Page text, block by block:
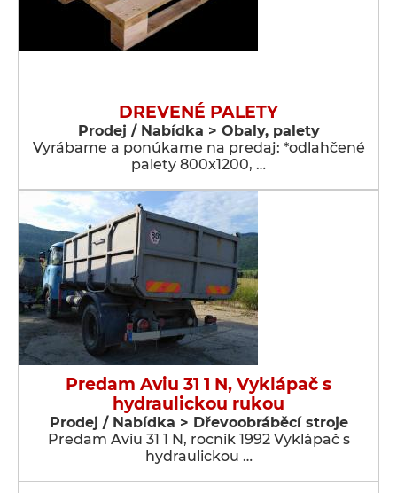
DREVENÉ PALETY
Prodej / Nabídka > Obaly, palety
Vyrábame a ponúkame na predaj: *odlahčené
palety 800x1200, …
Predam Aviu 31 1 N, Vyklápač s
hydraulickou rukou
Prodej / Nabídka > Dřevoobráběcí stroje
Predam Aviu 31 1 N, rocnik 1992 Vyklápač s
hydraulickou …